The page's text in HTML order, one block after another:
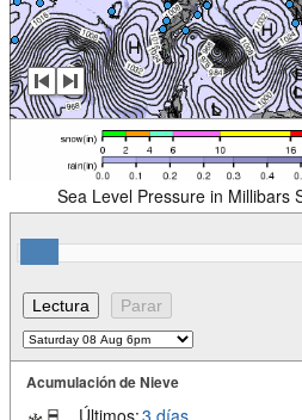
Sea Level Pressure in Millibars
Acumulación de Nieve
Últimos:3 días